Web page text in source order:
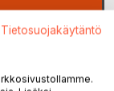
Tietosuojakäytäntö